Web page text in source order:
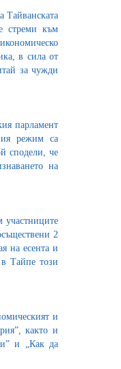
Тайванската
стреми към
в сила от
за чужди
парламент
режим са
сподели, че
на
участниците
2
на есента и
Тайпе този
и
както и
и „Как да